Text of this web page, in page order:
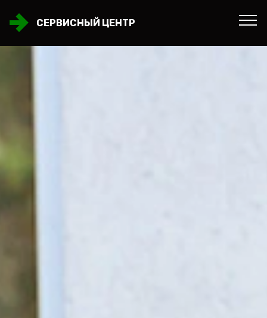
СЕРВИСНЫЙ ЦЕНТР